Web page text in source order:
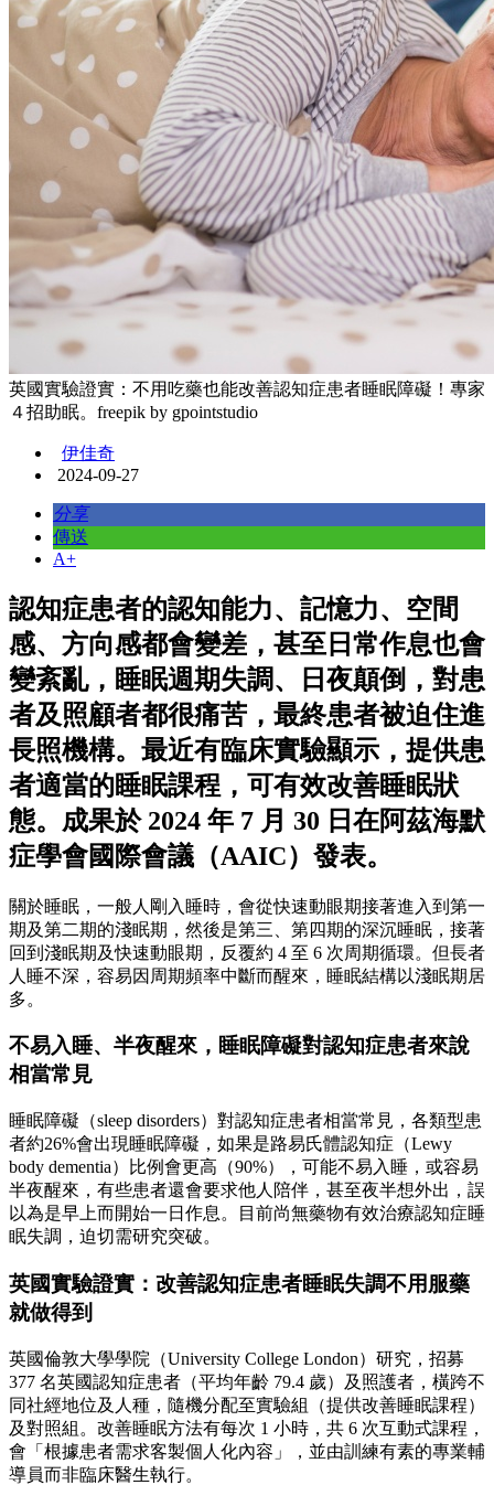
英國實驗證實：不用吃藥也能改善認知症患者睡眠障礙！專家
４招助眠。freepik by gpointstudio
伊佳奇
2024-09-27
分享
傳送
A+
認知症患者的認知能力、記憶力、空間
感、方向感都會變差，甚至日常作息也會
變紊亂，睡眠週期失調、日夜顛倒，對患
者及照顧者都很痛苦，最終患者被迫住進
長照機構。最近有臨床實驗顯示，提供患
者適當的睡眠課程，可有效改善睡眠狀
態。成果於 2024 年 7 月 30 日在阿茲海默
症學會國際會議（AAIC）發表。
關於睡眠，一般人剛入睡時，會從快速動眼期接著進入到第一
期及第二期的淺眠期，然後是第三、第四期的深沉睡眠，接著
回到淺眠期及快速動眼期，反覆約 4 至 6 次周期循環。但長者
人睡不深，容易因周期頻率中斷而醒來，睡眠結構以淺眠期居
多。
不易入睡、半夜醒來，睡眠障礙對認知症患者來說
相當常見
睡眠障礙（sleep disorders）對認知症患者相當常見，各類型患
者約26%會出現睡眠障礙，如果是路易氏體認知症（Lewy
body dementia）比例會更高（90%），可能不易入睡，或容易
半夜醒來，有些患者還會要求他人陪伴，甚至夜半想外出，誤
以為是早上而開始一日作息。目前尚無藥物有效治療認知症睡
眠失調，迫切需研究突破。
英國實驗證實：改善認知症患者睡眠失調不用服藥
就做得到
英國倫敦大學學院（University College London）研究，招募
377 名英國認知症患者（平均年齡 79.4 歲）及照護者，橫跨不
同社經地位及人種，隨機分配至實驗組（提供改善睡眠課程）
及對照組。改善睡眠方法有每次 1 小時，共 6 次互動式課程，
會「根據患者需求客製個人化內容」，並由訓練有素的專業輔
導員而非臨床醫生執行。